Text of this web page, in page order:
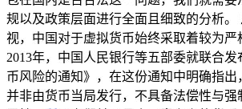
规以及政策层面进行全面且细致的分析。
视，中国对于虚拟货币始终采取着较为严
2013年，中国人民银行等五部委就联合
币风险的通知》，在这份通知中明确指出
并非由货币当局发行，不具备法偿性与强